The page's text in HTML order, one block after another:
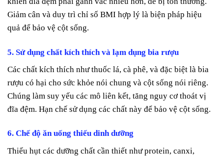
Giảm cân và duy trì chỉ số BMI hợp lý là biện pháp hiệu
quả để bảo vệ cột sống.
5. Sử dụng chất kích thích và lạm dụng bia rượu
Các chất kích thích như thuốc lá, cà phê, và đặc biệt là bia
rượu có hại cho sức khỏe nói chung và cột sống nói riêng.
Chúng làm suy yếu các mô liên kết, tăng nguy cơ thoát vị
đĩa đệm. Hạn chế sử dụng các chất này để bảo vệ cột sống.
6. Chế độ ăn uống thiếu dinh dưỡng
Thiếu hụt các dưỡng chất cần thiết như protein, canxi,